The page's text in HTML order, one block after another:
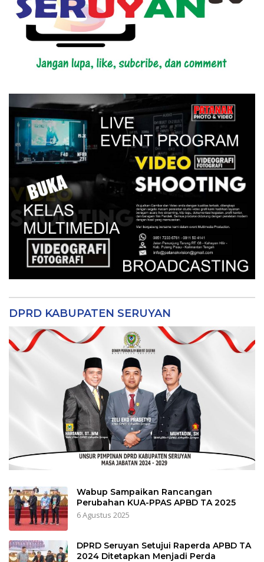
DPRD KABUPATEN SERUYAN
Wabup Sampaikan Rancangan
Perubahan KUA-PPAS APBD TA 2025
6 Agustus 2025
DPRD Seruyan Setujui Raperda APBD TA
2024 Ditetapkan Menjadi Perda